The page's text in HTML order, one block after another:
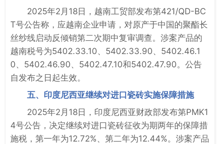
2025年2月18日，越南工贸部发布第421/QD-BC
T号公告称，应越南企业申请，对原产于中国的聚酯长
丝纱线启动反倾销第二次期中复审调查。涉案产品的
越南税号为5402.33.10、5402.33.90、5402.46.1
0、5402.46.90、5402.47.10和5402.47.90。公告
自发布之日起生效。
五、印度尼西亚继续对进口瓷砖实施保障措施
2025年2月18日，印度尼西亚财政部发布第PMK1
4号公告，决定继续对进口瓷砖征收为期两年的保障措
施税，第一年为12.72%、第二年为12.44%。涉案产品